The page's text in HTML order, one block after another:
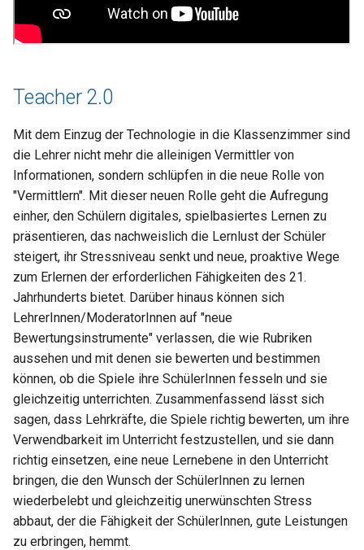
Bewertung des Lernens mit
digitalen Spielen
Evaluierungs-Tools: Analytik
Umfrage zum Engagement
Überprüfung der Einheit
Teacher 2.0
Mit dem Einzug der Technologie in die Klassenzimmer sind
die Lehrer nicht mehr die alleinigen Vermittler von
Informationen, sondern schlüpfen in die neue Rolle von
"Vermittlern". Mit dieser neuen Rolle geht die Aufregung
einher, den Schülern digitales, spielbasiertes Lernen zu
präsentieren, das nachweislich die Lernlust der Schüler
steigert, ihr Stressniveau senkt und neue, proaktive Wege
zum Erlernen der erforderlichen Fähigkeiten des 21.
Jahrhunderts bietet. Darüber hinaus können sich
LehrerInnen/ModeratorInnen auf "neue
Bewertungsinstrumente" verlassen, die wie Rubriken
aussehen und mit denen sie bewerten und bestimmen
können, ob die Spiele ihre SchülerInnen fesseln und sie
gleichzeitig unterrichten. Zusammenfassend lässt sich
sagen, dass Lehrkräfte, die Spiele richtig bewerten, um ihre
Verwendbarkeit im Unterricht festzustellen, und sie dann
richtig einsetzen, eine neue Lernebene in den Unterricht
bringen, die den Wunsch der SchülerInnen zu lernen
wiederbelebt und gleichzeitig unerwünschten Stress
abbaut, der die Fähigkeit der SchülerInnen, gute Leistungen
zu erbringen, hemmt.